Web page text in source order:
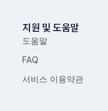
지원 및 도움말
도움말
FAQ
서비스 이용약관